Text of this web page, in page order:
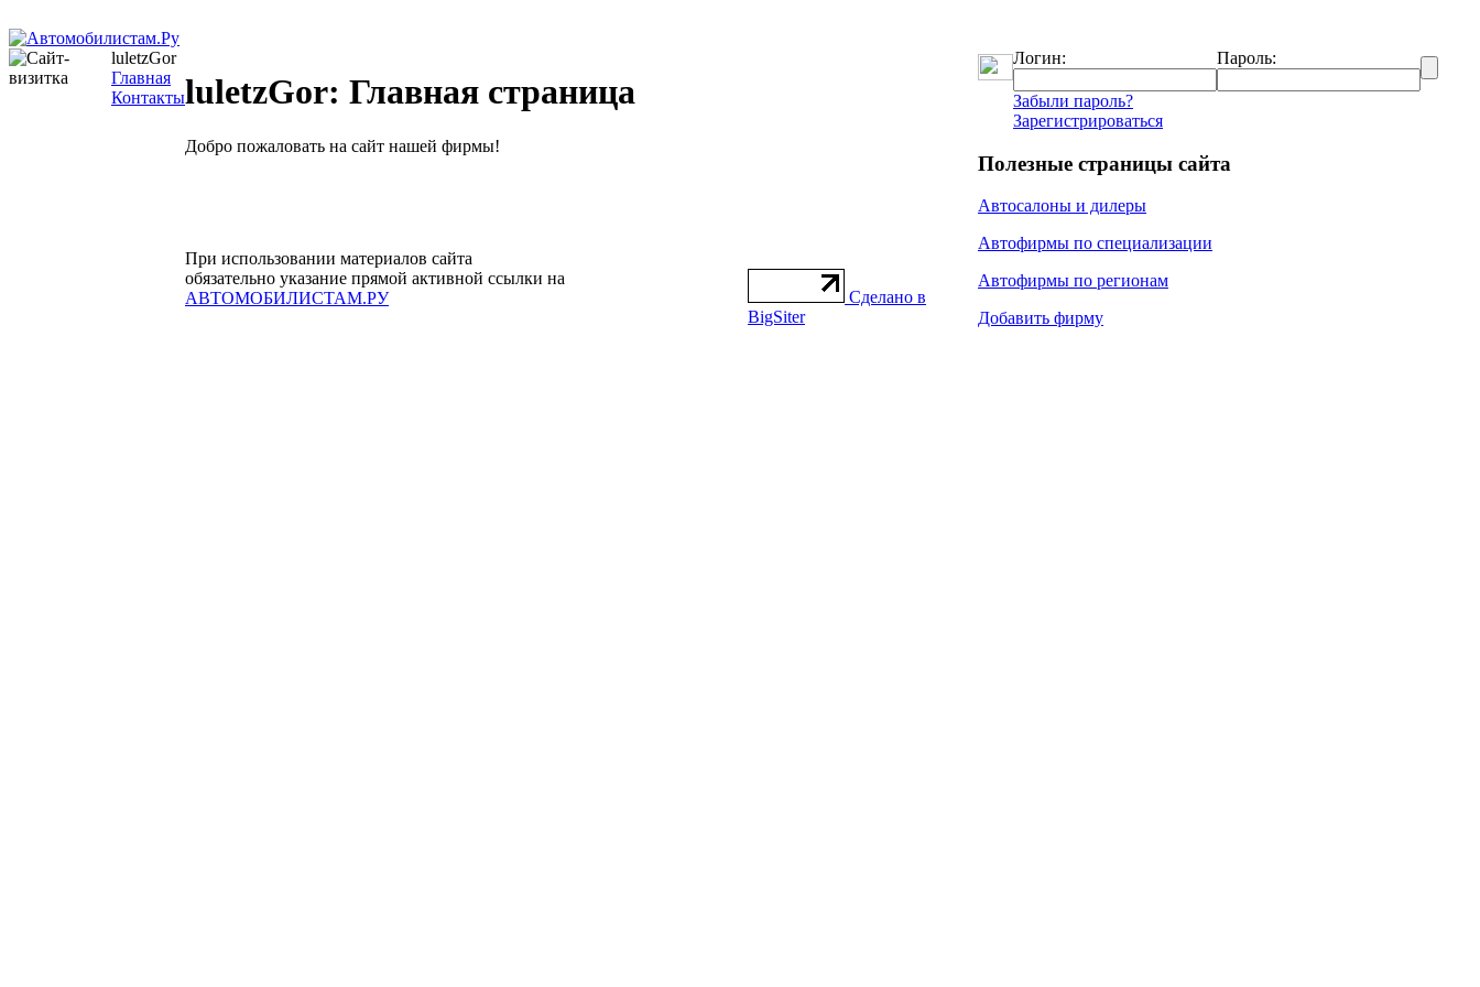
luletzGor
Главная
КонтактыluletzGor: Главная страница
Добро пожаловать на сайт нашей фирмы!
При использовании материалов сайта
обязательно указание прямой активной ссылки на
АВТОМОБИЛИСТАМ.РУ
Сделано в
BigSiter
Логин: Пароль:
Забыли пароль?
Зарегистрироваться
Полезные страницы сайта
Автосалоны и дилеры
Автофирмы по специализации
Автофирмы по регионам
Добавить фирму